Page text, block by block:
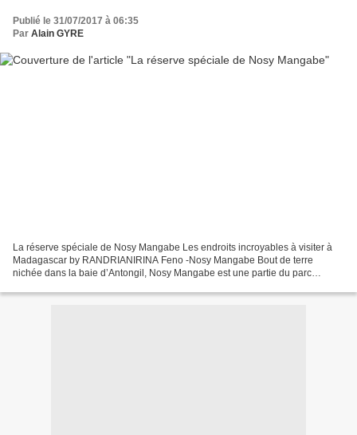
Publié le 31/07/2017 à 06:35
Par Alain GYRE
La réserve spéciale de Nosy Mangabe Les endroits incroyables à visiter à
Madagascar by RANDRIANIRINA Feno -Nosy Mangabe Bout de terre
nichée dans la baie d’Antongil, Nosy Mangabe est une partie du parc